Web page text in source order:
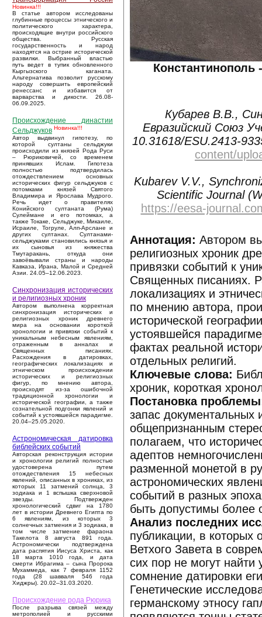
Новинка!!!
В статье автором исследованы
глубинные процессы этнического и
политического характера,
происходящие внутри российского
общества. Русская
государственность и народ
находятся на острие исторической
развилки. Выбранный властью
путь ведет в тупик обновленного
Кыргызского каганата.
Альтернатива позволит русскому
народу совершить европейский
ренессанс и избавится от
варварства и дикости. 26.08-
06.09.2025.
Происхождение династии
Сельджуков Новинка!!!
Автор выдвинул гипотезу, по
которой султаны сельджуки
происходили из князей Рода Руси
– Рюриковичей, со временем
принявших Ислам. Гипотеза
полностью подтвердилась
отождествлением основных
исторических фигур сельджуков с
потомками князей Святого
Владимира и Ярослава Мудрого.
Речь идет о правителях
Конийского султаната (Рума)
Сулеймане и его потомках, а
также Токаке, Сельджуке, Микаиле,
Исраиле, Тогруле, Алп-Арслане и
других султанах. Султанами-
сельджуками становились князья и
их сыновья из княжества
Тмутаракань, откуда они
завоёвывали страны и народы
Кавказа, Ирана, Малой и Средней
Азии. 24.05–12.06.2023.
Синхронизация исторических
и религиозных хроник
Автором выполнена корректная
синхронизация исторических и
религиозных хроник древнего
мира на основании короткой
хронологии и привязки событий к
уникальным небесным явлениям,
отраженным в анналах и
Священных писаниях.
Расхождения в датировках,
географических локализациях и
этническом происхождении
исторических и религиозных
фигур, по мнению автора,
происходят из-за ошибочной
традиционной хронологии и
исторической географии, а также
сознательной подгонки явлений и
событий к устоявшейся парадигме.
20.04–25.05.2020.
Астрономическая датировка
библейских событий
Авторская реконструкция истории
и хронологии религий полностью
удостоверена путем
отождествления 15 небесных
явлений, описанных в хрониках, из
которых 11 затмений солнца, 3
зодиака и 1 вспышка сверхновой
звезды. Подтвержден
хронологический сдвиг на 1780
лет в истории Древнего Египта по
6 явлениям, из которых 3
солнечных затмения и 3 зодиака, в
том числе затмение фараона
Такелота 8 августа 891 года.
Астрономически подтверждена
дата распятия Иисуса Христа, как
18 марта 1010 года, и дата
смерти Ибрагима – сына Пророка
Мухаммеда, как 7 февраля 1152
года (28 шавваля 546 года
Хиджры). 20.02–31.03.2020.
Происхождение рода Рюрика
После разрыва связей между
метрополией и русскими
Кубарев В.В.,
Евразийский Союз
10.31618/ESU.2413-
content/
Kubarev V.V.,
Scientific Journal
https://eesa-
Аннотация: Автором
религиозных хроник
привязки событий к
Священных писаниях.
локализациях и
по мнению автора,
исторической
устоявшейся
фактах реальной
отдельных религий.
Ключевые слова:
хроник, короткая
Постановка
запас документальных
общепризнанным
полагаем, что
адептов
разменной монетой в
астрономических
событий в разных
быть допустимы более
Анализ последних
публикации, в которых
Ветхого Завета в
сих пор не могут
сомнение датировки
Генетические
германскому этносу